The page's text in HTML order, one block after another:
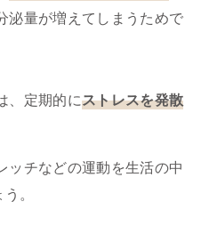
泌量が増えてしまうためで
、定期的にストレスを発散
ッチなどの運動を生活の中
。